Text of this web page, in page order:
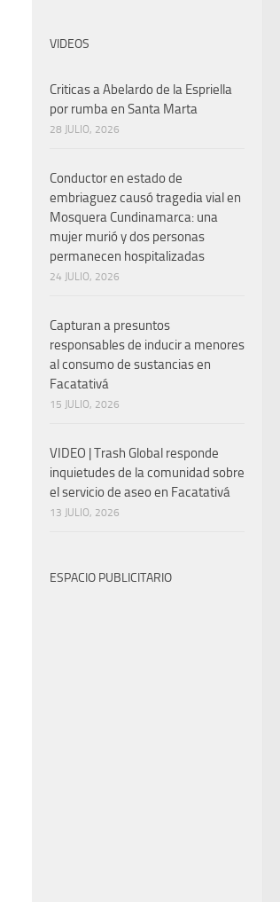
VIDEOS
Criticas a Abelardo de la Espriella
por rumba en Santa Marta
28 JULIO, 2026
Conductor en estado de
embriaguez causó tragedia vial en
Mosquera Cundinamarca: una
mujer murió y dos personas
permanecen hospitalizadas
24 JULIO, 2026
Capturan a presuntos
responsables de inducir a menores
al consumo de sustancias en
Facatativá
15 JULIO, 2026
VIDEO | Trash Global responde
inquietudes de la comunidad sobre
el servicio de aseo en Facatativá
13 JULIO, 2026
ESPACIO PUBLICITARIO